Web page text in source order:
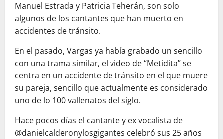
Manuel Estrada y Patricia Teherán, son solo
algunos de los cantantes que han muerto en
accidentes de tránsito.
En el pasado, Vargas ya había grabado un sencillo
con una trama similar, el video de “Metidita” se
centra en un accidente de tránsito en el que muere
su pareja, sencillo que actualmente es considerado
uno de lo 100 vallenatos del siglo.
Hace pocos días el cantante y ex vocalista de
@danielcalderonylosgigantes celebró sus 25 años